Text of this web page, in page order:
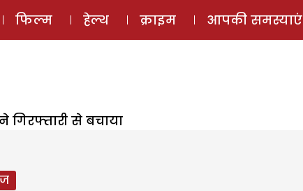
ई-मैगज़ीन ऑडियो स्टोरी लॉग इन ⚲
फिल्म हेल्थ क्राइम आपकी समस्याएं
गिरफ्तारी से बचाया